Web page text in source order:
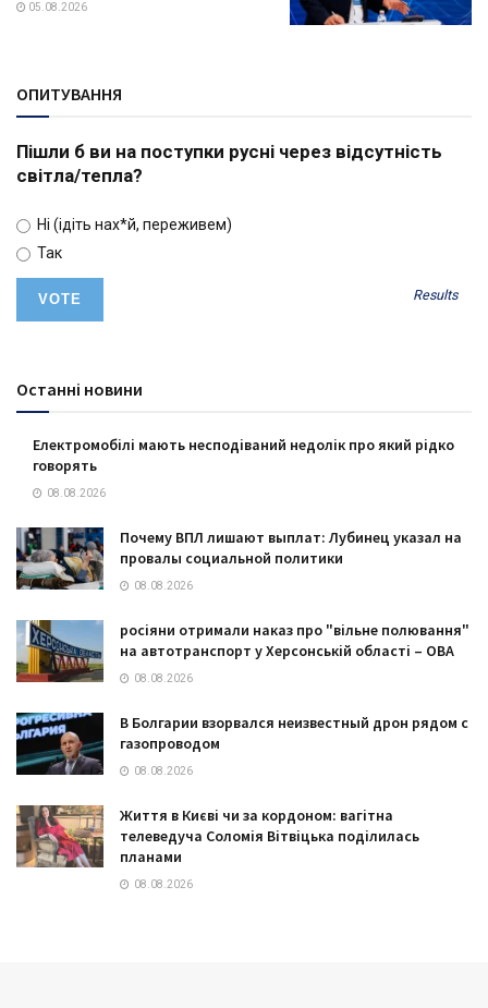
05.08.2026
ОПИТУВАННЯ
Пішли б ви на поступки русні через відсутність
світла/тепла?
Ні (ідіть нах*й, переживем)
Так
Results
Останні новини
Електромобілі мають несподіваний недолік про який рідко
говорять
08.08.2026
Почему ВПЛ лишают выплат: Лубинец указал на
провалы социальной политики
08.08.2026
росіяни отримали наказ про "вільне полювання"
на автотранспорт у Херсонській області – ОВА
08.08.2026
В Болгарии взорвался неизвестный дрон рядом с
газопроводом
08.08.2026
Життя в Києві чи за кордоном: вагітна
телеведуча Соломія Вітвіцька поділилась
планами
08.08.2026